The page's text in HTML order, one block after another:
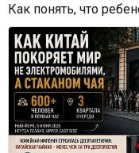
Как понять, что